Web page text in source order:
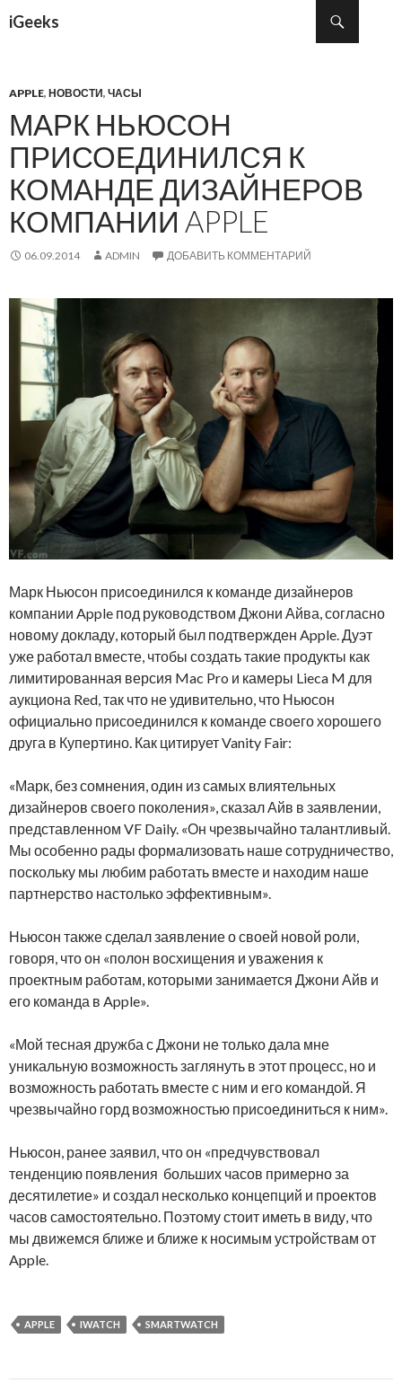
iGeeks
APPLE, НОВОСТИ, ЧАСЫ
МАРК НЬЮСОН
ПРИСОЕДИНИЛСЯ К
КОМАНДЕ ДИЗАЙНЕРОВ
КОМПАНИИ APPLE
06.09.2014 ADMIN ДОБАВИТЬ КОММЕНТАРИЙ
Марк Ньюсон присоединился к команде дизайнеров
компании Apple под руководством Джони Айва, согласно
новому докладу, который был подтвержден Apple. Дуэт
уже работал вместе, чтобы создать такие продукты как
лимитированная версия Mac Pro и камеры Lieca M для
аукциона Red, так что не удивительно, что Ньюсон
официально присоединился к команде своего хорошего
друга в Купертино. Как цитирует Vanity Fair:
«Марк, без сомнения, один из самых влиятельных
дизайнеров своего поколения», сказал Айв в заявлении,
представленном VF Daily. «Он чрезвычайно талантливый.
Мы особенно рады формализовать наше сотрудничество,
поскольку мы любим работать вместе и находим наше
партнерство настолько эффективным».
Ньюсон также сделал заявление о своей новой роли,
говоря, что он «полон восхищения и уважения к
проектным работам, которыми занимается Джони Айв и
его команда в Apple».
«Мой тесная дружба с Джони не только дала мне
уникальную возможность заглянуть в этот процесс, но и
возможность работать вместе с ним и его командой. Я
чрезвычайно горд возможностью присоединиться к ним».
Ньюсон, ранее заявил, что он «предчувствовал
тенденцию появления больших часов примерно за
десятилетие» и создал несколько концепций и проектов
часов самостоятельно. Поэтому стоит иметь в виду, что
мы движемся ближе и ближе к носимым устройствам от
Apple.
APPLE IWATCH SMARTWATCH